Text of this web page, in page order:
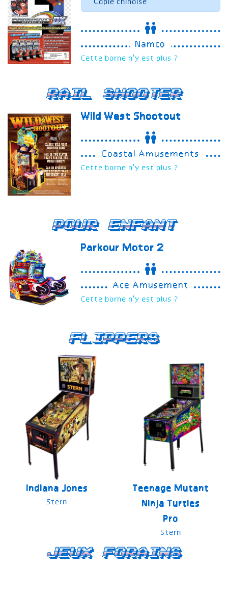
Copie chinoise
Namco
Cette borne n'y est plus ?
Rail Shooter
Wild West Shootout
Coastal Amusements
Cette borne n'y est plus ?
Pour enfant
Parkour Motor 2
Ace Amusement
Cette borne n'y est plus ?
Flippers
Indiana Jones
Stern
Teenage Mutant
Ninja Turtles
Pro
Stern
Jeux forains